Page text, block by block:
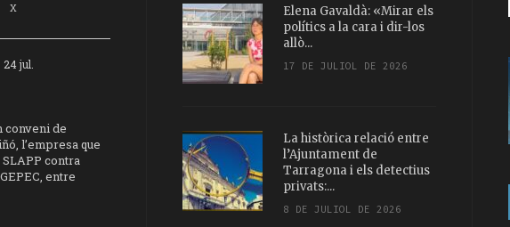
X
24 jul.
conveni de
l’empresa que
contra
entre
Elena Gavaldà: «Mirar els
polítics a la cara i dir-los
allò...
17 DE JULIOL DE 2026
La històrica relació entre
l’Ajuntament de
Tarragona i els detectius
privats:...
8 DE JULIOL DE 2026